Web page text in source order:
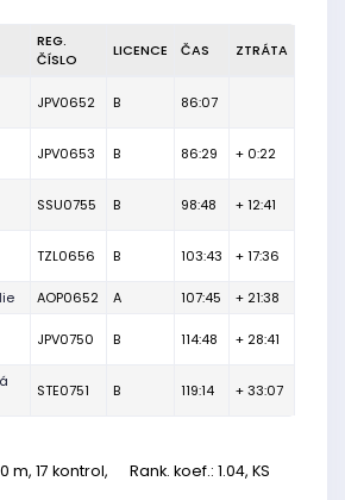
REG.
ČÍSLO
LICENCE ČAS ZTRÁTA
JPV0652 B 86:07
JPV0653 B 86:29 + 0:22
SSU0755 B 98:48 + 12:41
TZL0656 B 103:43 + 17:36
AOP0652 A 107:45 + 21:38
JPV0750 B 114:48 + 28:41
STE0751 B 119:14 + 33:07
m, 17 kontrol, Rank. koef.: 1.04, KS